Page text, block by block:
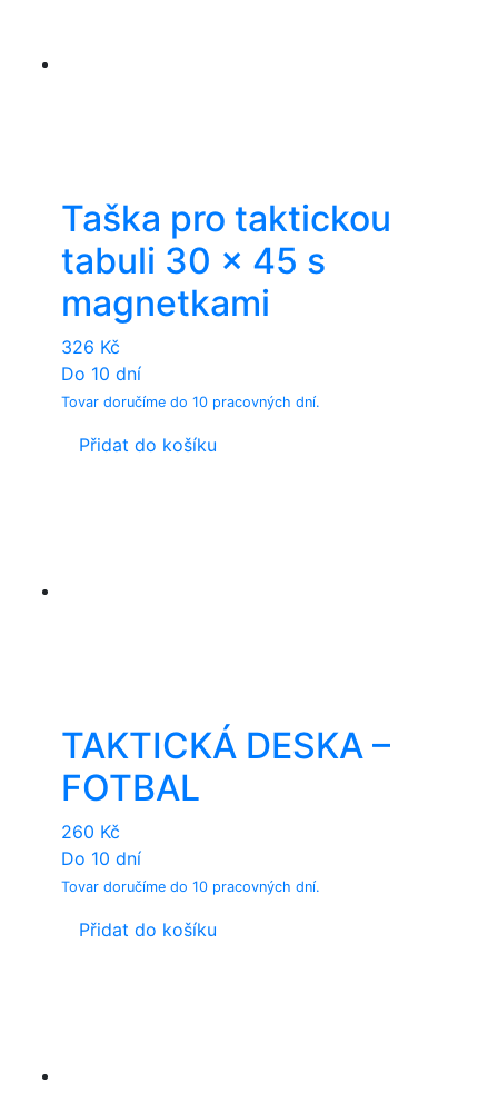
Taška pro taktickou
tabuli 30 x 45 s
magnetkami
326 Kč
Do 10 dní
Tovar doručíme do 10 pracovných dní.
Přidat do košíku
TAKTICKÁ DESKA –
FOTBAL
260 Kč
Do 10 dní
Tovar doručíme do 10 pracovných dní.
Přidat do košíku